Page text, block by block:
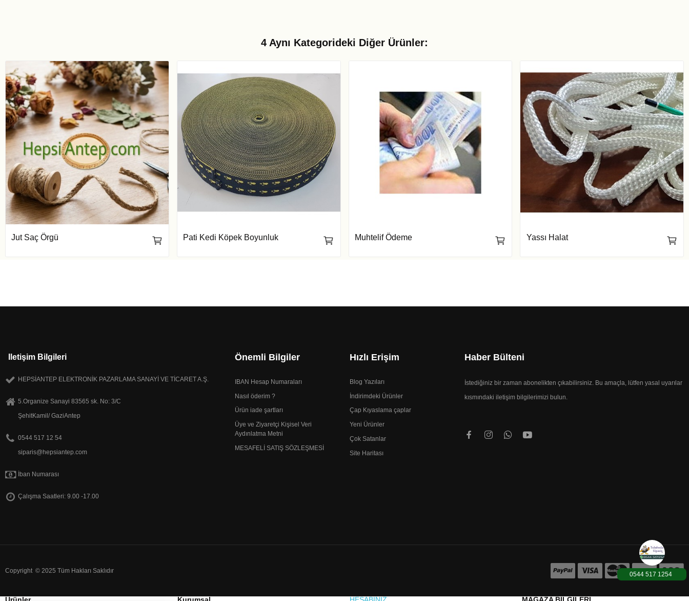
4 Aynı Kategorideki Diğer Ürünler:
Jut Saç Örgü Pati Kedi Köpek Boyunluk Muhtelif Ödeme Yassı Halat
Iletişim Bilgileri
HEPSİANTEP ELEKTRONİK PAZARLAMA SANAYİ VE TİCARET A.Ş.
5.Organize Sanayi 83565 sk. No: 3/C
ŞehitKamil/ GaziAntep
0544 517 12 54
siparis@hepsiantep.com
İban Numarası
Çalışma Saatleri: 9.00 -17.00
Önemli Bilgiler
IBAN Hesap Numaraları
Nasıl öderim ?
Ürün iade şartları
Üye ve Ziyaretçi Kişisel Veri
Aydınlatma Metni
MESAFELİ SATIŞ SÖZLEŞMESİ
Hızlı Erişim
Blog Yazıları
İndirimdeki Ürünler
Çap Kıyaslama çaplar
Yeni Ürünler
Çok Satanlar
Site Haritası
Haber Bülteni
İstediğiniz bir zaman abonelikten çıkabilirsiniz. Bu amaçla, lütfen yasal uyarılar
kısmındaki iletişim bilgilerimizi bulun.
Copyright © 2025 Tüm Hakları Saklıdır
0544 517 1254
1000TL üzeri